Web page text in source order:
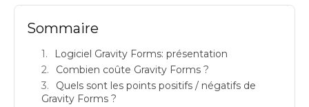
Sommaire
Logiciel Gravity Forms: présentation
Combien coûte Gravity Forms ?
Quels sont les points positifs / négatifs de
Gravity Forms ?